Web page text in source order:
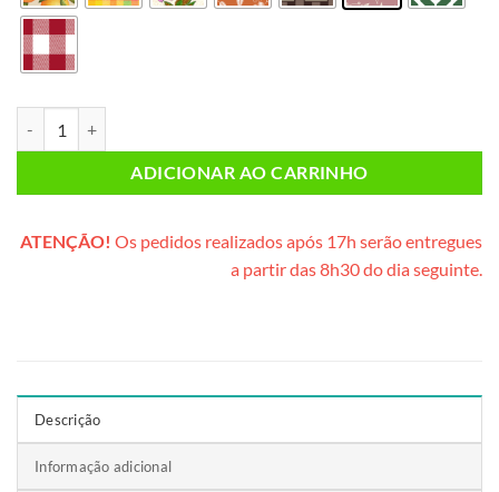
ADICIONAR AO CARRINHO
ATENÇÃO! Os pedidos realizados após 17h serão entregues
a partir das 8h30 do dia seguinte.
Descrição
Informação adicional